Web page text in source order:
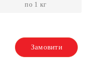
по 1 кг
Замовити